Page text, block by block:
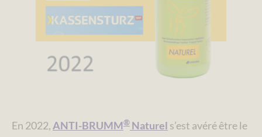
En 2022,ANTI-BRUMM® Naturel s’est avéré être le